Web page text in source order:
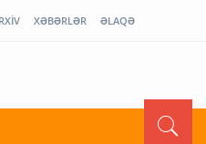
XƏBƏRLƏR ƏLAQƏ